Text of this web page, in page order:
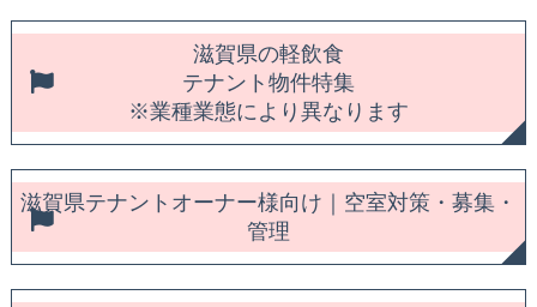
滋賀県の軽飲食
テナント物件特集
※業種業態により異なります
滋賀県テナントオーナー様向け｜空室対策・募集・
管理